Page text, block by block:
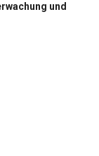
und